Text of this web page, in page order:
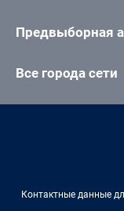
Предвыборная
Все города сети
Контактные данные